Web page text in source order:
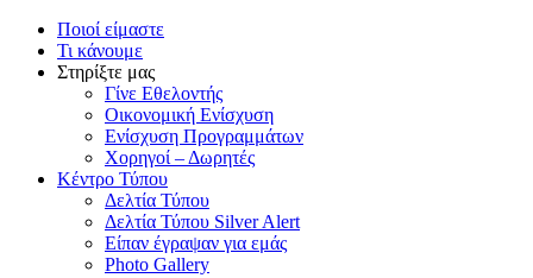
Ποιοί είμαστε
Τι κάνουμε
Στηρίξτε μας
Γίνε Εθελοντής
Οικονομική Ενίσχυση
Ενίσχυση Προγραμμάτων
Χορηγοί – Δωρητές
Κέντρο Τύπου
Δελτία Τύπου
Δελτία Τύπου Silver Alert
Είπαν έγραψαν για εμάς
Photo Gallery